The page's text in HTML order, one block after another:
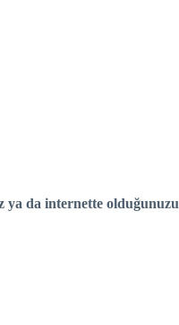
ya da internette olduğunuzu